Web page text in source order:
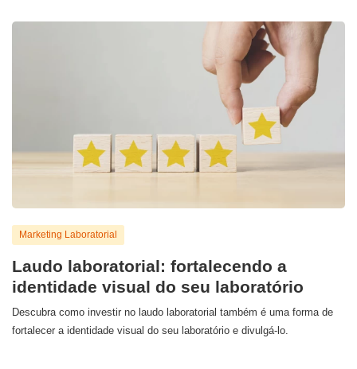
Marketing Laboratorial
Laudo laboratorial: fortalecendo a
identidade visual do seu laboratório
Descubra como investir no laudo laboratorial também é uma forma de
fortalecer a identidade visual do seu laboratório e divulgá-lo.